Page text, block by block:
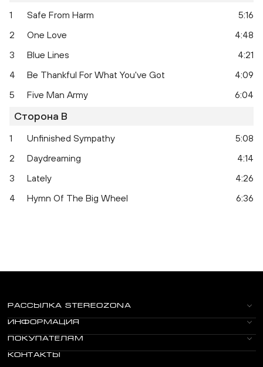
1 Safe From Harm
5:16
2
One Love
4:48
3
Blue Lines
4:21
4
Be Thankful For What You've Got
4:09
5
Five Man Army 6:04
Сторона B
1 Unfinished Sympathy
5:08
2
Daydreaming
4:14
3
Lately
4:26
4
Hymn Of The Big Wheel 6:36
РАССЫЛКА STEREOZONA
ИНФОРМАЦИЯ
ПОКУПАТЕЛЯМ
КОНТАКТЫ